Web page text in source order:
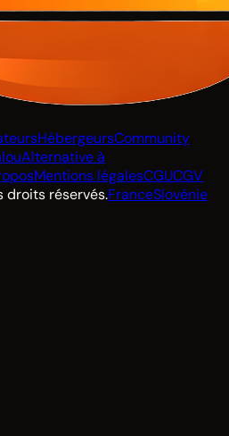
HébergeursCommunity
Alternative à
Mentions légalesCGUCGV
droits réservés.FranceSlovénie